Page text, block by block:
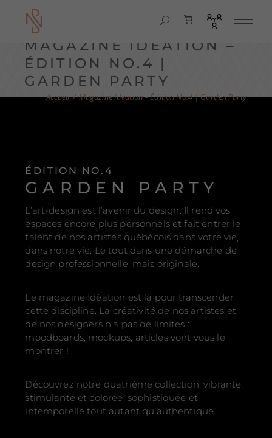
MAGAZINE IDÉATION –
ÉDITION NO.4 |
GARDEN PARTY
Magazine Idéation – Édition No.4 | Garden Party
ÉDITION NO.4
GARDEN PARTY
L’art-design est l’avenir du design. Il rend vos
espaces encore plus personnels et fait entrer le
talent de nos artistes québécois dans votre vie,
dans notre vie. Le tout dans une démarche de
design professionnelle, mais originale.
Le magazine Idéation est là pour transcender
cette discipline. La créativité de nos artistes et
de nos designers n’a pas de limites :
moodboards, mockups, articles vont vous le
montrer !
Découvrez notre quatrième collection, vibrante,
stimulante et colorée, sophistiquée et
intemporelle tout autant qu’authentique.